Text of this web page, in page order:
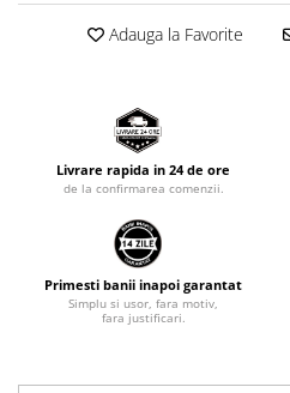
Adauga la Favorite
Livrare rapida in 24 de ore
de la confirmarea comenzii.
Primesti banii inapoi garantat
Simplu si usor, fara motiv,
fara justificari.